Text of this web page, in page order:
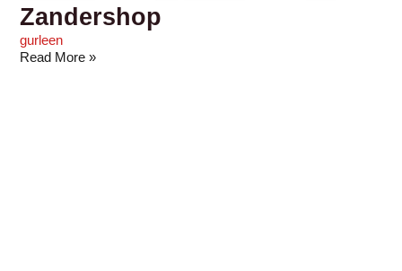
Zandershop
gurleen
Read More »